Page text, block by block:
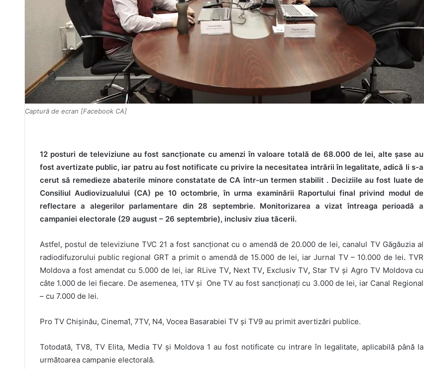
Captură de ecran [Facebook CA]
12 posturi de televiziune au fost sancționate cu amenzi în valoare totală de 68.000 de lei, alte șase au
fost avertizate public, iar patru au fost notificate cu privire la necesitatea intrării în legalitate, adică li s-a
cerut să remedieze abaterile minore constatate de CA într-un termen stabilit . Deciziile au fost luate de
Consiliul Audiovizualului (CA) pe 10 octombrie, în urma examinării Raportului final privind modul de
reflectare a alegerilor parlamentare din 28 septembrie. Monitorizarea a vizat întreaga perioadă a
campaniei electorale (29 august – 26 septembrie), inclusiv ziua tăcerii.
Astfel, postul de televiziune TVC 21 a fost sancționat cu o amendă de 20.000 de lei, canalul TV Găgăuzia al
radiodifuzorului public regional GRT a primit o amendă de 15.000 de lei, iar Jurnal TV – 10.000 de lei. TVR
Moldova a fost amendat cu 5.000 de lei, iar RLive TV, Next TV, Exclusiv TV, Star TV și Agro TV Moldova cu
câte 1.000 de lei fiecare. De asemenea, 1TV și One TV au fost sancționați cu 3.000 de lei, iar Canal Regional
– cu 7.000 de lei.
Pro TV Chișinău, Cinema1, 7TV, N4, Vocea Basarabiei TV și TV9 au primit avertizări publice.
Totodată, TV8, TV Elita, Media TV și Moldova 1 au fost notificate cu intrare în legalitate, aplicabilă până la
următoarea campanie electorală.